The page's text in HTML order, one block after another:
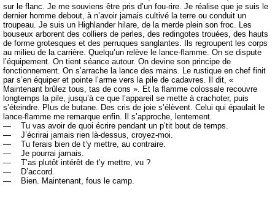
sur le flanc. Je me souviens être pris d’un fou-rire. Je réalise que je suis le
dernier homme debout, à n’avoir jamais cultivé la terre ou conduit un
troupeau. Je suis un Highlander hilare, de la merde plein son froc. Les
bouseux arborent des colliers de perles, des redingotes trouées, des hauts
de forme grotesques et des perruques sanglantes. Ils regroupent les corps
au milieu de la carrière. Quelqu’un relève le lance-flamme. On se dispute
l’équipement. On tient séance autour. On devine son principe de
fonctionnement. On s’arrache la lance des mains. Le rustique en chef finit
par s’en équiper et pointe l’arme vers la pile de cadavres. Il dit, «
Maintenant brûlez tous, tas de cons ». Et la flamme colossale recouvre
longtemps la pile, jusqu’à ce que l’appareil se mette à crachoter, puis
s’éteindre. Plus de butane. Des cris de joie s’élèvent. Celui qui épaulait le
lance-flamme me remarque enfin. Il s’approche, lentement.
— Tu vas avoir de quoi écrire pendant un p’tit bout de temps.
— J’écrirai jamais rien là-dessus, croyez-moi.
— Tu ferais bien de t’y mettre, au contraire.
— Je pourrai jamais.
— T’as plutôt intérêt de t’y mettre, vu ?
— D’accord.
— Bien. Maintenant, fous le camp.